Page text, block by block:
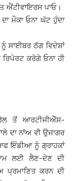
ਐਂਟੀਵਾਇਰਸ ਪਾਓ।
ਮੌਕਾ ਓਨਾ ਘੱਟ ਹੁੰਦਾ
ਸਾਈਬਰ ਠੱਗ ਵਿਦੇਸ਼ਾਂ
ਰਿਪੋਰਟ ਕਰੋਗੇ ਓਨਾ ਹੀ
ਤੋਂ ਆਰਟੀਜੀਐੱਸ-
ਦਾ ਨਾਂਅ ਵੀ ਉਜਾਗਰ
ਇੰਡੀਆ ਨੂੰ ਗ੍ਰਾਹਕਾਂ
ਲਈ ਲੈਣ-ਦੇਣ ਦੀ
ਪ੍ਰਮਾਣਿਤ ਕਰਨ ਦੀ